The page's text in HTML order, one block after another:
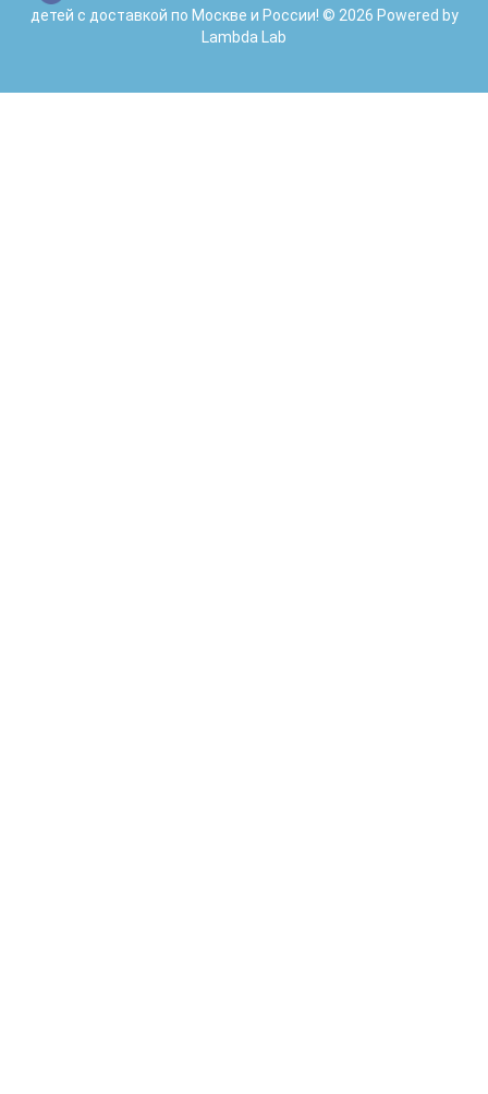
детей с доставкой по Москве и России! © 2026 Powered by
Lambda Lab